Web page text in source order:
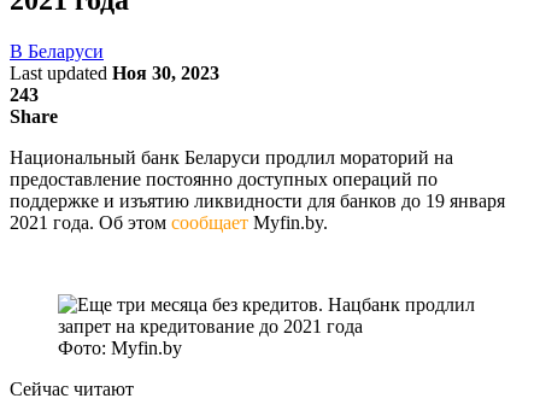
В Беларуси
Last updated Ноя 30, 2023
243
Share
Национальный банк Беларуси продлил мораторий на
предоставление постоянно доступных операций по
поддержке и изъятию ликвидности для банков до 19 января
2021 года. Об этом сообщает Myfin.by.
Фото: Myfin.by
Сейчас читают